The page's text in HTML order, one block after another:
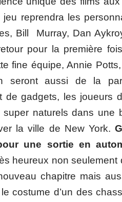
reprendra les
Bill Murray, Dan
pour la première
fine équipe, Annie
seront aussi de la
de gadgets, les joueurs
super naturels dans une
la ville de New York.
une sortie en
heureux non seulement
chapitre mais
costume d’un des